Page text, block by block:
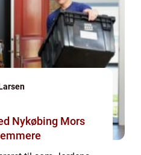
Nykøbing Mors